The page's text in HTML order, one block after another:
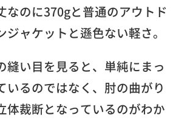
なのに370gと普通のアウトド
ジャケットと遜色ない軽さ。
縫い目を見ると、単純にまっ
いるのではなく、肘の曲がり
体裁断となっているのがわか